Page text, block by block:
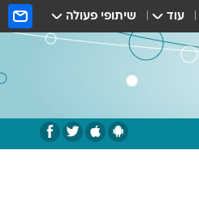
עוד שיתופי פעולה